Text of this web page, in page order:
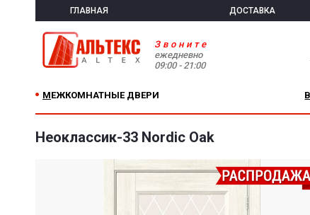
ГЛАВНАЯ ДОСТАВКА
Звоните
ежедневно
09:00 - 21:00
МЕЖКОМНАТНЫЕ ДВЕРИ
Неоклассик-33 Nordic Oak